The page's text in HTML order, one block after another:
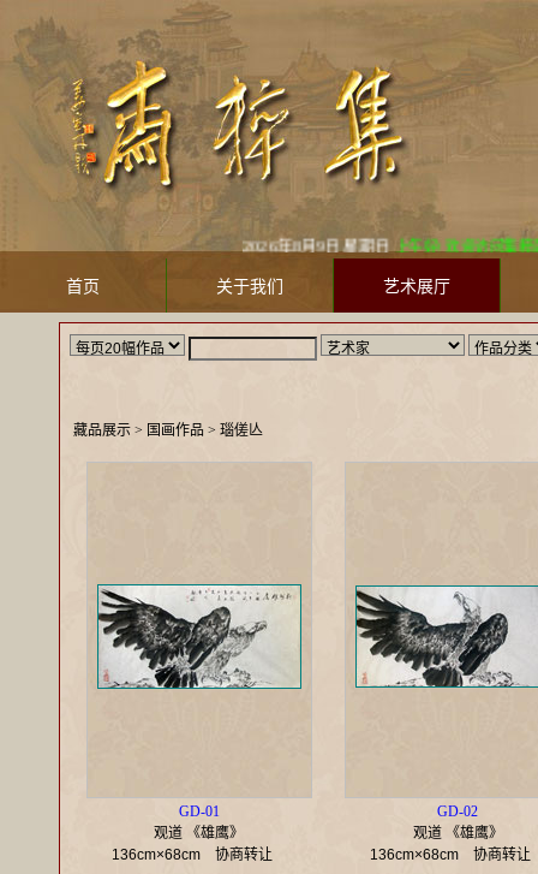
2026年8月9日 星期日 上午好! 欢迎访问集粹斋
首页 关于我们 艺术展厅
藏品展示 > 国画作品 > 瑙傞亾
GD-01
观道 《雄鹰》
136cm×68cm协商转让
GD-02
观道 《雄鹰》
136cm×68cm 协商转